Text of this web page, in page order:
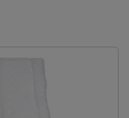
doek